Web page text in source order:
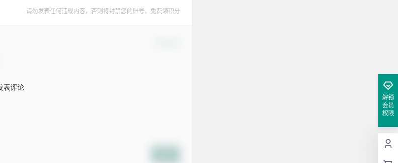
请勿发表任何违规内容，否则将封禁您的账号。免费领积分
表评论
解锁
会员
权限